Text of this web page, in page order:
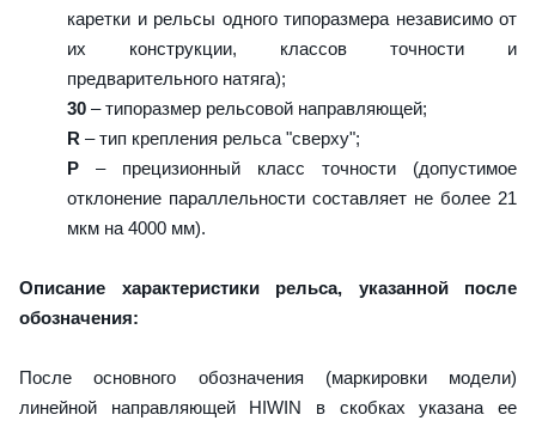
каретки и рельсы одного типоразмера независимо от
их конструкции, классов точности и
предварительного натяга);
30 – типоразмер рельсовой направляющей;
R – тип крепления рельса "сверху";
P – прецизионный класс точности (допустимое
отклонение параллельности составляет не более 21
мкм на 4000 мм).
Описание характеристики рельса, указанной после
обозначения:
После основного обозначения (маркировки модели)
линейной направляющей HIWIN в скобках указана ее